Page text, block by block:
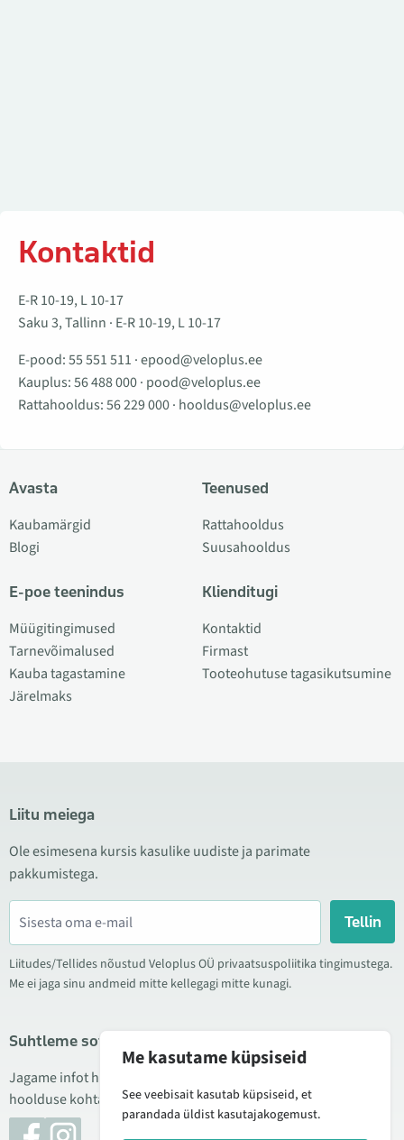
Kontaktid
E-R 10-19, L 10-17
Saku 3, Tallinn · E-R 10-19, L 10-17
E-pood:55 551 511 ·epood@veloplus.ee
Kauplus:56 488 000· pood@veloplus.ee
Rattahooldus:56 229 000· hooldus@veloplus.ee
Avasta
Kaubamärgid
Blogi
E-poe teenindus
Müügitingimused
Tarnevõimalused
Kauba tagastamine
Järelmaks
Teenused
Rattahooldus
Suusahooldus
Klienditugi
Kontaktid
Firmast
Tooteohutuse tagasikutsumine
Liitu meiega
Ole esimesena kursis kasulike uudiste ja parimate
pakkumistega.
Tellin
Liitudes/Tellides nõustud Veloplus OÜ privaatsuspoliitika tingimustega.
Me ei jaga sinu andmeid mitte kellegagi mitte kunagi.
Suhtleme sotsiaalmeedias
Jagame infot hea hinna kampaaniate, uute toodete ning
hoolduse kohta. Mõnikord teeme ka tooteülevaateid.
Me kasutame küpsiseid
See veebisait kasutab küpsiseid, et
parandada üldist kasutajakogemust.